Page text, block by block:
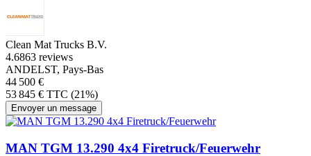
Clean Mat Trucks B.V.
4.6863 reviews
ANDELST, Pays-Bas
44 500 €
53 845 € TTC (21%)
Envoyer un message
MAN TGM 13.290 4x4 Firetruck/Feuerwehr